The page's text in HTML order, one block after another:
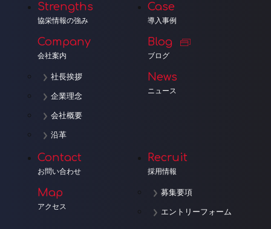
Strengths
協栄情報の強み
Company
会社案内
社長挨拶
企業理念
会社概要
沿革
Case
導入事例
Blog
ブログ
News
ニュース
Contact
お問い合わせ
Map
アクセス
Recruit
採用情報
募集要項
エントリーフォーム